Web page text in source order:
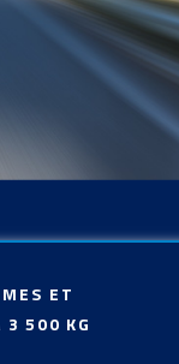
ET
3 500 KG